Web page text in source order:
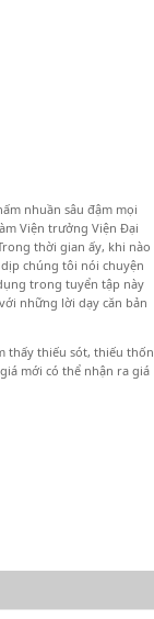
nhuần sâu đậm mọi
Viện trưởng Viện Đại
thời gian ấy, khi nào
chúng tôi nói chuyện
trong tuyển tập này
những lời dạy căn bản
thấy thiếu sót, thiếu thốn
mới có thể nhận ra giá